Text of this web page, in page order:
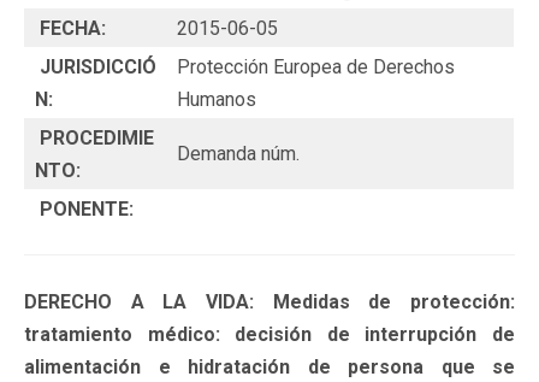
FECHA:
2015-06-05
JURISDICCIÓ
N:
Protección Europea de Derechos
Humanos
PROCEDIMIE
NTO:
Demanda núm.
PONENTE:
DERECHO A LA VIDA: Medidas de protección:
tratamiento médico: decisión de interrupción de
alimentación e hidratación de persona que se